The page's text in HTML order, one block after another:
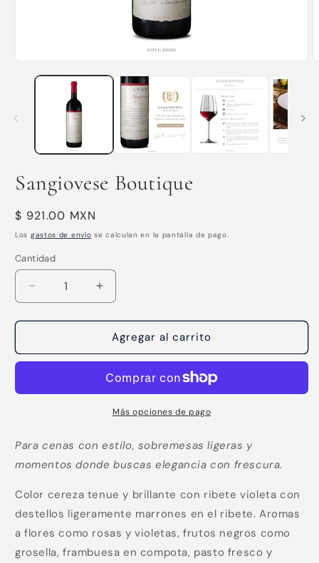
elemento
una
Sangiovese Boutique
Precio
habitual
$ 921.00 MXN
Los gastos de envío se calculan en la pantalla de pago.
Cantidad
Reducir
cantidad
para
Boutique
Aumentar
cantidad
para
Sangiovese
Boutique
Agregar al carrito
Más opciones de pago
Para cenas con estilo, sobremesas ligeras y
momentos donde buscas elegancia con frescura.
Color cereza tenue y brillante con ribete violeta con
destellos ligeramente marrones en el ribete. Aromas
a flores como rosas y violetas, frutos negros como
grosella, frambuesa en compota, pasto fresco y